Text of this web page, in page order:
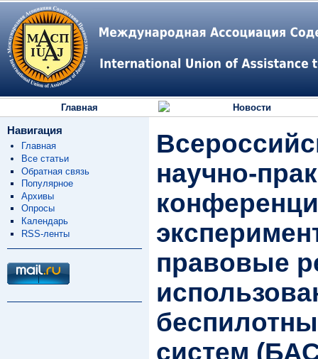
Главная Новости
Навигация
Главная
Все статьи
Обратная связь
Популярное
Архивы
Опросы
Календарь
RSS-ленты
правовые
систем